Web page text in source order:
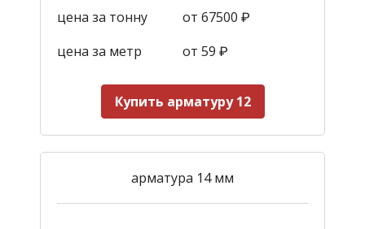
цена за тонну
от 67500 ₽
цена за метр
от 59 ₽
Купить арматуру 12
арматура 14 мм